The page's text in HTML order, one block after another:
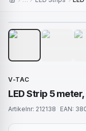
V-TAC
LED Strip 5 meter,
Artikelnr: 212138 EAN: